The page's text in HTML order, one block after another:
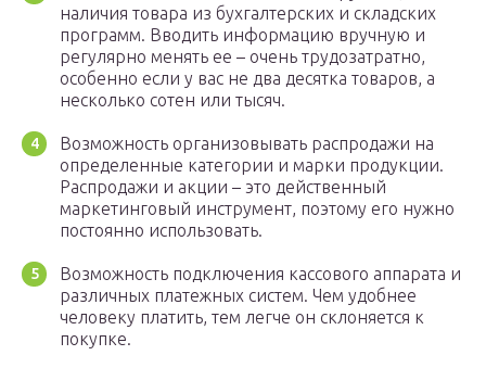
наличия товара из бухгалтерских и складских
программ. Вводить информацию вручную и
регулярно менять ее – очень трудозатратно,
особенно если у вас не два десятка товаров, а
несколько сотен или тысяч.
Возможность организовывать распродажи на
определенные категории и марки продукции.
Распродажи и акции – это действенный
маркетинговый инструмент, поэтому его нужно
постоянно использовать.
Возможность подключения кассового аппарата и
различных платежных систем. Чем удобнее
человеку платить, тем легче он склоняется к
покупке.